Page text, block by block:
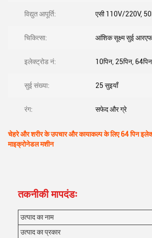
विद्युत आपूर्ति: एसी 110V/220V,
चिकित्सा: आंशिक सूक्ष्म सुई आरएफ
इलेक्ट्रोड नं: 10पिन, 25पिन,
सुई संख्या: 25 सुइयाँ
रंग: सफेद और ग्रे
चेहरे और शरीर के उपचार और कायाकल्प के लिए 64 पिन
माइक्रोनेडल मशीन
तकनीकी मापदंडः
उत्पाद का नाम
उत्पाद का प्रकार